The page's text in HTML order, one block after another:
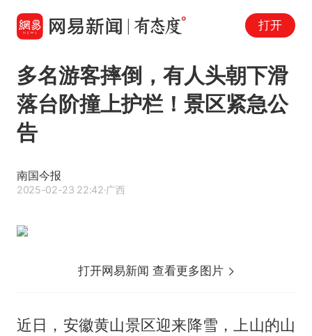
打开
多名游客摔倒，有人头朝下滑
落台阶撞上护栏！景区紧急公
告
南国今报
2025-02-23 22:42·广西
打开网易新闻 查看更多图片
近日，安徽黄山景区迎来降雪，上山的山